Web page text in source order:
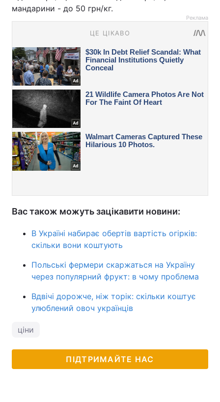
мандарини - до 50 грн/кг.
Реклама
Вас також можуть зацікавити новини:
В Україні набирає обертів вартість огірків:
скільки вони коштують
Польські фермери скаржаться на Україну
через популярний фрукт: в чому проблема
Вдвічі дорожче, ніж торік: скільки коштує
улюблений овоч українців
ціни
ПІДТРИМАЙТЕ НАС